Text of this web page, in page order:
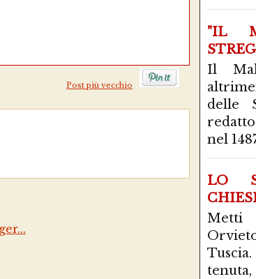
Post più vecchio
"IL
Il
delle
nel
LO
Metti